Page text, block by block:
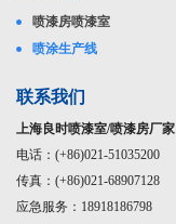
喷漆房喷漆室
喷涂生产线
联系我们
上海良时喷漆室/喷漆房厂家
电话：(+86)021-51035200
传真：(+86)021-68907128
应急服务：18918186798